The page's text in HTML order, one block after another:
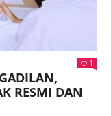
1
RESMI DAN